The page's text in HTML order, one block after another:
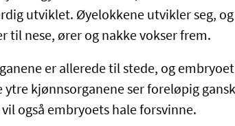
utviklet. Øyelokkene utvikler seg,
til nese, ører og nakke vokser frem.
er allerede til stede, og
ytre kjønnsorganene ser foreløpig
også embryoets hale forsvinne.